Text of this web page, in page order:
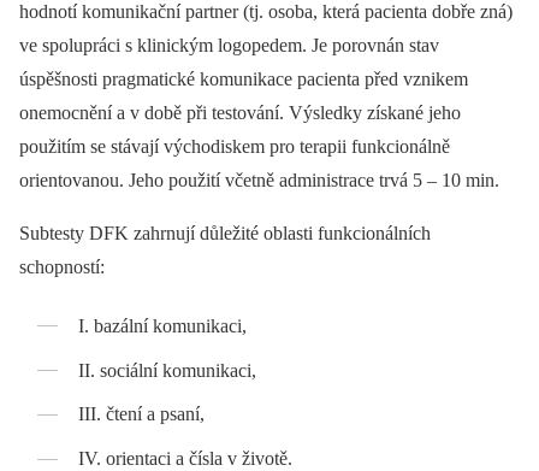
hodnotí komunikační partner (tj. osoba, která pa­cienta dobře zná)
ve spolupráci s klinickým logopedem. Je porovnán stav
úspěšnosti pragmatické komunikace pa­cienta před vznikem
onemocnění a v době při testování. Výsledky získané jeho
použitím se stávají východiskem pro terapii funkcionálně
orientovanou. Jeho použití včetně administrace trvá 5 –⁠ 10 min.
Subtesty DFK zahrnují důležité oblasti funkcionálních
schopností:
I. bazální komunikaci,
II. sociální komunikaci,
III. čtení a psaní,
IV. orientaci a čísla v životě.